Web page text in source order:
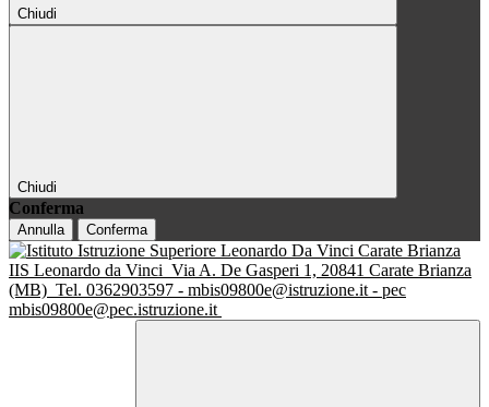
Chiudi
Chiudi
Conferma
Annulla Conferma
IIS Leonardo da Vinci Via A. De Gasperi 1, 20841 Carate Brianza
(MB) Tel. 0362903597 - mbis09800e@istruzione.it - pec
mbis09800e@pec.istruzione.it